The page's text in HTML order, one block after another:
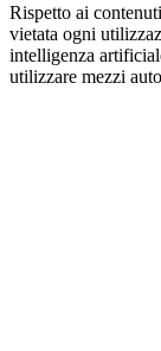
Rispetto ai
vietata ogni
intelligenza
utilizzare mezzi